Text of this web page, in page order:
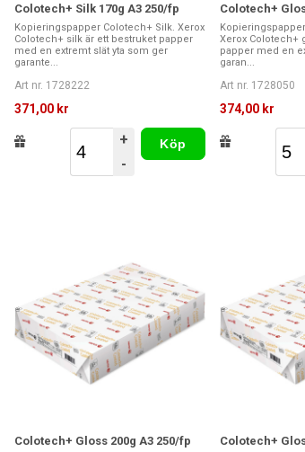
Colotech+ Silk 170g A3 250/fp
Kopieringspapper Colotech+ Silk. Xerox
Colotech+ silk är ett bestruket papper
med en extremt slät yta som ger
garante...
Art nr. 1728222
371,00 kr
+
-
Köp
Colotech+
Xerox Colotech+
papper med en
garan...
Art nr. 1728050
374,00 kr
Colotech+ Gloss 200g A3 250/fp Colotech+